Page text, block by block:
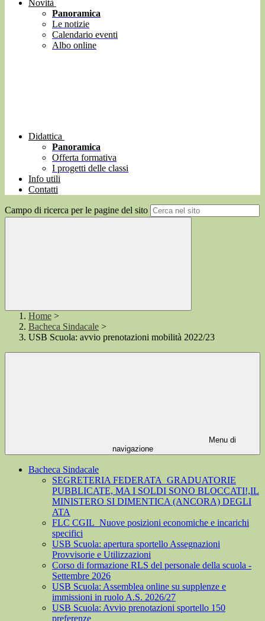
Novità
Panoramica
Le notizie
Calendario eventi
Albo online
Didattica
Panoramica
Offerta formativa
I progetti delle classi
Info utili
Contatti
Campo di ricerca per le pagine del sito
Home >
Bacheca Sindacale >
USB Scuola: avvio prenotazioni mobilità 2022/23
Menu di
navigazione
Bacheca Sindacale
SEGRETERIA FEDERATA_GRADUATORIE
PUBBLICATE, MA I SOLDI SONO BLOCCATI!,IL
MINISTERO SI DIMENTICA (ANCORA) DEGLI
ATA
FLC CGIL_Nuove posizioni economiche e incarichi
specifici
USB Scuola: apertura sportello Assegnazioni
Provvisorie e Utilizzazioni
Corso di formazione RLS del personale della scuola -
Settembre 2026
USB Scuola: Assemblea online su supplenze e
immissioni in ruolo A.S. 2026/27
USB Scuola: Avvio prenotazioni sportello 150
preferenze